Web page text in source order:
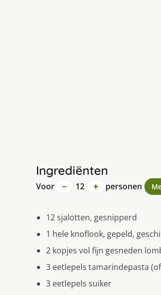
Ingrediënten
Voor − 12 + personen
12 sjalotten, gesnipperd
1 hele knoflook, gepeld,
2 kopjes vol fijn gesneden
3 eetlepels tamarindepasta
3 eetlepels suiker